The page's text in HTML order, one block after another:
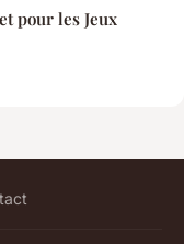
pour les Jeux